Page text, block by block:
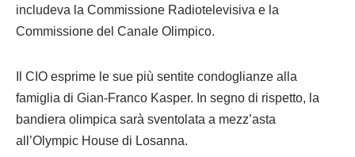
includeva la Commissione Radiotelevisiva e la
Commissione del Canale Olimpico.
Il CIO esprime le sue più sentite condoglianze alla
famiglia di Gian-Franco Kasper. In segno di rispetto, la
bandiera olimpica sarà sventolata a mezz’asta
all’Olympic House di Losanna.